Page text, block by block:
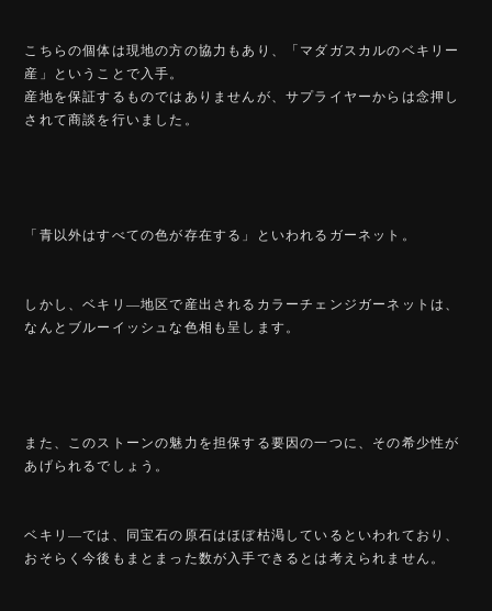
こちらの個体は現地の方の協力もあり、「マダガスカルのベキリー
産」ということで入手。
産地を保証するものではありませんが、サプライヤーからは念押し
されて商談を行いました。
「青以外はすべての色が存在する」といわれるガーネット。
しかし、ベキリ―地区で産出されるカラーチェンジガーネットは、
なんとブルーイッシュな色相も呈します。
また、このストーンの魅力を担保する要因の一つに、その希少性が
あげられるでしょう。
ベキリ―では、同宝石の原石はほぼ枯渇しているといわれており、
おそらく今後もまとまった数が入手できるとは考えられません。